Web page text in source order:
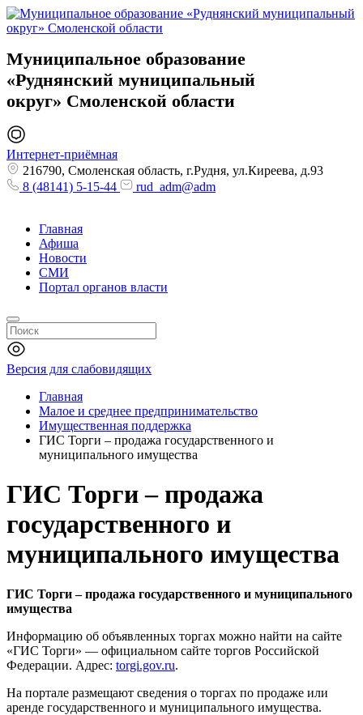
Муниципальное образование
«Руднянский муниципальный
округ» Смоленской области
Интернет-приёмная
216790, Смоленская область, г.Рудня, ул.Киреева, д.93
8 (48141) 5-15-44
rud_adm@adm
Главная
Афиша
Новости
СМИ
Портал органов власти
Версия для слабовидящих
Главная
Малое и среднее предпринимательство
Имущественная поддержка
ГИС Торги – продажа государственного и
муниципального имущества
ГИС Торги – продажа
государственного и
муниципального имущества
ГИС Торги – продажа государственного и муниципального
имущества
Информацию об объявленных торгах можно найти на сайте
«ГИС Торги» — официальном сайте торгов Российской
Федерации. Адрес: torgi.gov.ru.
На портале размещают сведения о торгах по продаже или
аренде государственного и муниципального имущества.